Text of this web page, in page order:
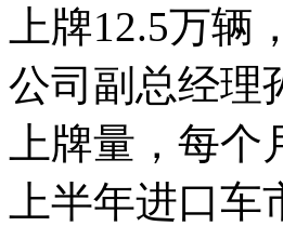
上牌12.5万
公司副总经理
上牌量，每
上半年进口